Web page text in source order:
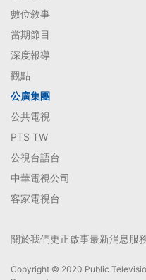
數位敘事
當期節目
深度報導
觀點
公廣集團
公共電視
PTS TW
公視台語台
中華電視公司
客家電視台
關於我們更正啟事最新消息服
Copyright © 2020 Public